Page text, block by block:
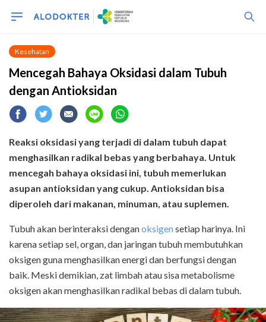
Kesehatan
Mencegah Bahaya Oksidasi dalam Tubuh
dengan Antioksidan
Reaksi oksidasi yang terjadi di dalam tubuh dapat
menghasilkan radikal bebas yang berbahaya. Untuk
mencegah bahaya oksidasi ini, tubuh memerlukan
asupan antioksidan yang cukup. Antioksidan bisa
diperoleh dari makanan, minuman, atau suplemen.
Tubuh akan berinteraksi denganoksigensetiap harinya. Ini
karena setiap sel, organ, dan jaringan tubuh membutuhkan
oksigen guna menghasilkan energi dan berfungsi dengan
baik. Meski demikian, zat limbah atau sisa metabolisme
oksigen akan menghasilkan radikal bebas di dalam tubuh.